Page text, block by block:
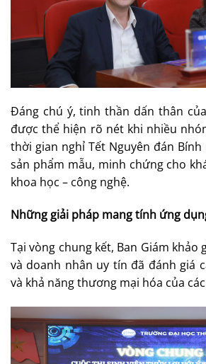
Đáng chú ý, tinh thần dấn thân
được thể hiện rõ nét khi nhiều
thời gian nghỉ Tết Nguyên đán
sản phẩm mẫu, minh chứng cho
khoa học – công nghệ.
Những giải pháp mang tính ứng
Tại vòng chung kết, Ban Giám khảo
và doanh nhân uy tín đã đánh giá
và khả năng thương mại hóa của